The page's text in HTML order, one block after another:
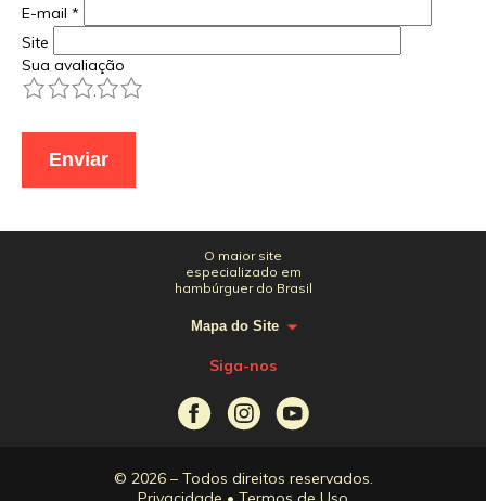
E-mail *
Site
Sua avaliação
5
4
3
2
O maior site
especializado em
hambúrguer do Brasil
Mapa do Site
Siga-nos
© 2026 – Todos direitos reservados.